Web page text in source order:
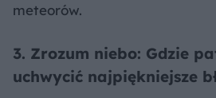
meteorów.
3. Zrozum niebo: Gdzie
uchwycić najpiękniejsze